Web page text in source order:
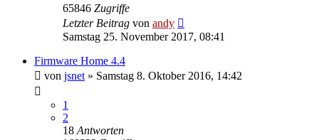
65846 Zugriffe
Letzter Beitrag von andy
Samstag 25. November 2017, 08:41
Firmware Home 4.4
von jsnet » Samstag 8. Oktober 2016, 14:42
1
2
18 Antworten